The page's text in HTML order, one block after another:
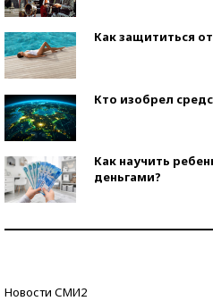
Как защититься
Кто изобрел
Как научить
деньгами?
Новости СМИ2